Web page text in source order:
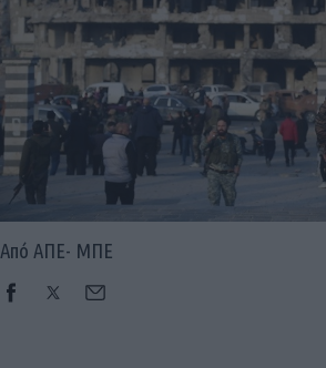
Από ΑΠΕ- ΜΠΕ